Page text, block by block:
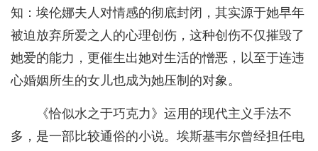
知：埃伦娜夫人对情感的彻底封闭，其实源于她早年
被迫放弃所爱之人的心理创伤，这种创伤不仅摧毁了
她爱的能力，更催生出她对生活的憎恶，以至于连违
心婚姻所生的女儿也成为她压制的对象。
《恰似水之于巧克力》运用的现代主义手法不
多，是一部比较通俗的小说。埃斯基韦尔曾经担任电